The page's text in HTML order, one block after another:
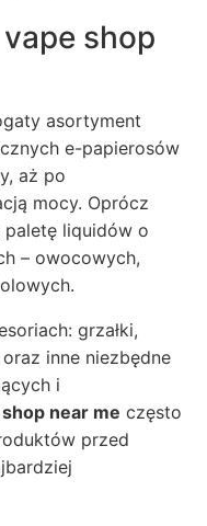
shop
asortyment
e-papierosów
aż po
mocy. Oprócz
paletę liquidów o
– owocowych,
grzałki,
inne niezbędne
i
near me często
przed